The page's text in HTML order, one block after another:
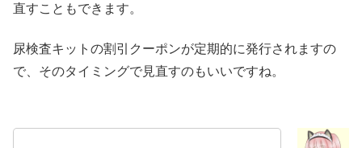
直すこともできます。
尿検査キットの割引クーポンが定期的に発行されますの
で、そのタイミングで見直すのもいいですね。